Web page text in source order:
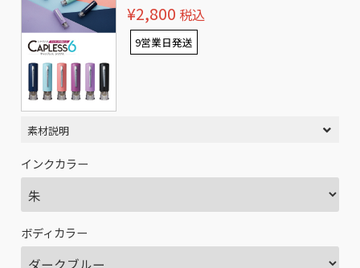
¥2,800 税込
9営業日発送
素材説明
インクカラー
ボディカラー